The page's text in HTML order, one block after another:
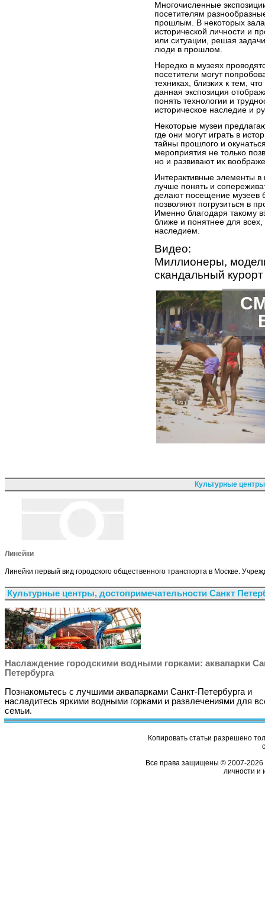
Многочисленные
посетителям
прошлым. В некоторых
исторической личности и
или ситуации, решая
люди в прошлом.
Нередко в музеях
посетители могут
техниках, близких к тем,
данная экспозиция
понять технологии и
историческое наследие и
Некоторые музеи
где они могут играть в
тайны прошлого и
мероприятия не только
но и развивают их
Интерактивные элементы
лучше понять и
делают посещение музеев
позволяют погрузиться в
Именно благодаря такому
ближе и понятнее для всех,
наследием.
Видео:
Миллионеры,
скандальный
Культурные
Линейки
Линейки первый вид городского общественного транспорта в Москве.
Культурные центры, достопримечательности Санкт
Наслаждение городскими водными горками: аквапарки
Петербурга
Познакомьтесь с лучшими аквапарками Санкт-Петербурга и
насладитесь яркими водными горками и развлечениями для
семьи.
Копировать статьи разрешено
Все права защищены © 2007-2026
личности и